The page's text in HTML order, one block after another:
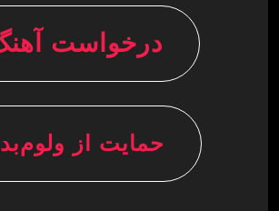
درخواست
حمایت از